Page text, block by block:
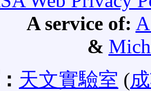
A service of:
&
天文實驗室 (